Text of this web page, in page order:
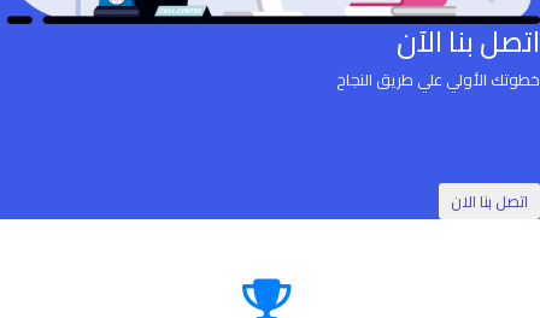
اتصل بنا الآن
خطوتك الأولي علي طريق النجاح
اتصل بنا الان